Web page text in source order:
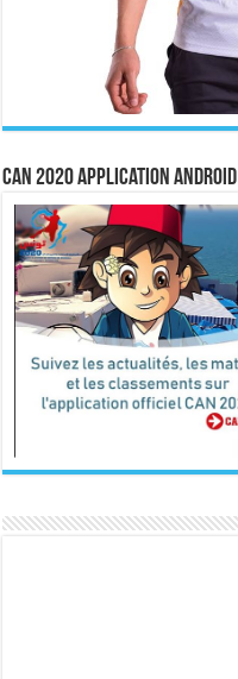
CAN 2020 Application Android